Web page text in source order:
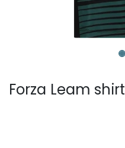
Forza Leam shirt